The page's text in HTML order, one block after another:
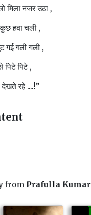
मिला नजर उठा ,
हवा चली ,
गई गली गली ,
पिटे ,
रहे ....!”
from Prafulla Kumar